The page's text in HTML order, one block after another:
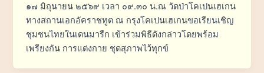
๑๗ มิถุนายน ๒๕๖๙ เวลา ๐๙.๓๐ น.ณ วัดป่าโคเปนเฮเกน
ทางสถานเอกอัคราชทูต ณ กรุงโคเปนเฮเกนขอเรียนเชิญ
ชุมชนไทยในเดนมารืก เข้าร่วมพิธีดังกล่าวโดยพร้อม
เพรียงกัน การแต่งกาย ชุดสุภาพไว้ทุกข์